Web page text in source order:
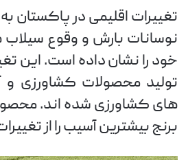
تغییرات اقلیمی در پاکستان
نوسانات بارش و وقوع
خود را نشان داده است. این
تولید محصولات کشاورزی
های کشاورزی شده اند.
برنج بیشترین آسیب را از